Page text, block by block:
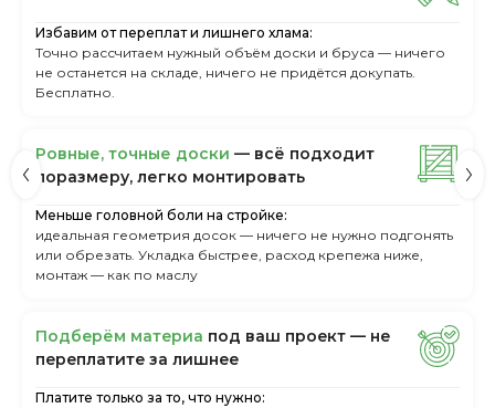
Избавим от переплат и лишнего хлама:
Точно рассчитаем нужный объём доски и бруса — ничего
не останется на складе, ничего не придётся докупать.
Бесплатно.
Ровные, точные доски — всё подходит
поразмеру, легкo монтировать
Меньше головной боли на стройке:
идеальная геометрия досок — ничего не нужно подгонять
или обрезать. Укладка быстрее, расход крепежа ниже,
монтаж — как по маслу
Пoдбepём мaтepиa пoд вaш пpoeкт — нe
пepeплaтитe зa лишнee
Платите только за то, что нужно: